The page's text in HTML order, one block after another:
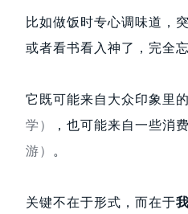
比如做饭时专心调味道，
或者看书看入神了，完全
它既可能来自大众印象里
学）
，也可能来自一些消
游）
。
关键不在于形式，而在于